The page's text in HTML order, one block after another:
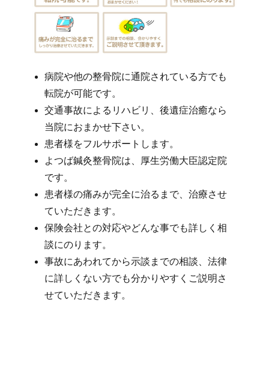
病院や他の整骨院に通院されている方でも
転院が可能です。
交通事故によるリハビリ、後遺症治癒なら
当院におまかせ下さい。
患者様をフルサポートします。
よつば鍼灸整骨院は、厚生労働大臣認定院
です。
患者様の痛みが完全に治るまで、治療させ
ていただきます。
保険会社との対応やどんな事でも詳しく相
談にのります。
事故にあわれてから示談までの相談、法律
に詳しくない方でも分かりやすくご説明さ
せていただきます。